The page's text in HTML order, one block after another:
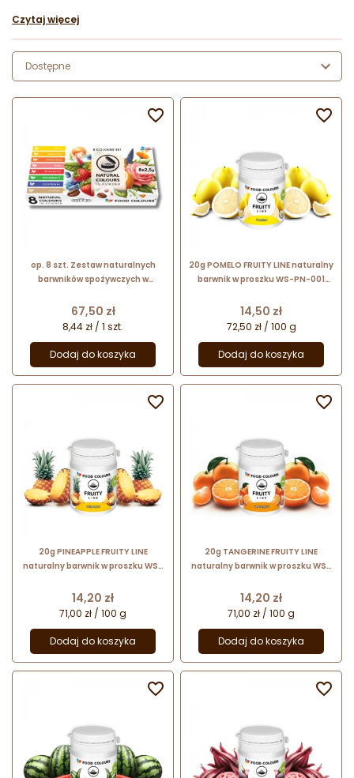
trakcie rozmowy z chęcią udzielimy odpowiedzi na Twoje pytania.
Czytaj więcej
Dostępne
op. 8 szt. Zestaw naturalnych
barwników spożywczych w
- osiem naturalnych kolorów
Cena
67,50 zł
8,44 zł / 1 szt.
Dodaj do koszyka

20g POMELO FRUITY LINE naturalny
barwnik w proszku WS-PN-001
Cena
14,50 zł
72,50 zł / 100 g
Dodaj do koszyka

20g PINEAPPLE FRUITY LINE
naturalny barwnik w proszku WS-
Cena
14,20 zł
71,00 zł / 100 g
Dodaj do koszyka

20g TANGERINE FRUITY LINE
naturalny barwnik w proszku WS-
Cena
14,20 zł
71,00 zł / 100 g
Dodaj do koszyka

 